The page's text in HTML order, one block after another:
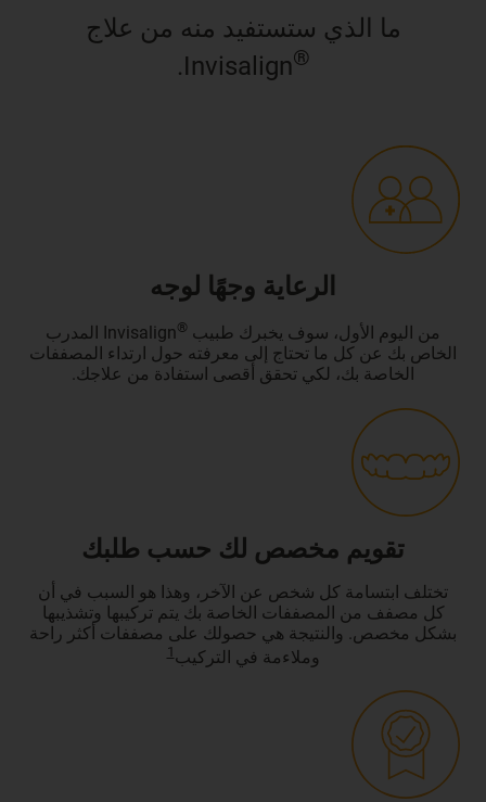
ما الذي ستستفيد منه من علاج
®
Invisalign.
الرعاية وجهًا لوجه
من اليوم الأول، سوف يخبرك طبيب ®
Invisalign المدرب
الخاص بك عن كل ما تحتاج إلى معرفته حول ارتداء المصففات
الخاصة بك، لكي تحقق أقصى استفادة من علاجك.
تقويم مخصص لك حسب طلبك
تختلف ابتسامة كل شخص عن الآخر، وهذا هو السبب في أن
كل مصفف من المصففات الخاصة بك يتم تركيبها وتشذيبها
بشكل مخصص. والنتيجة هي حصولك على مصففات أكثر راحة
وملاءمة في التركيب 1